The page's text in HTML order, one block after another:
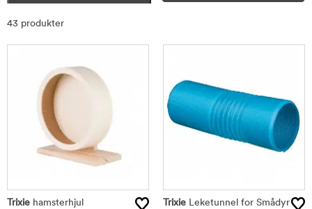
43 produkter
Trixie hamsterhjul Trixie Leketunnel for Smådyr